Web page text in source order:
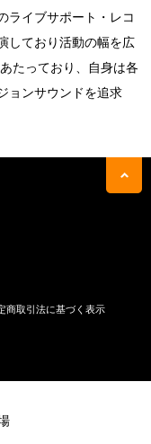
ライブサポート・レコ
しており活動の幅を広
たっており、自身は各
ョンサウンドを追求
商取引法に基づく表示